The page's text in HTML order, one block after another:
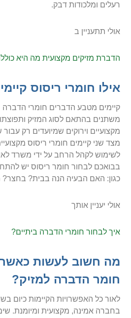
רעלים ומלכודות דבק.
אולי תתעניין ב
הדברת מזיקים מקצועית מה היא
אילו חומרי ריסוס
קיימים מטבע הדברים חומרי הדברה
משתנים בהתאם לסוג המזיק
מקצועיים וירוקים שמיועדים רק
מצד שני קיימים חומרי ריסוס
לשימוש לקהל הרחב על ידי משרד
בבואכם לבחור חומר ריסוס יש
כגון: האם הבעיה הנה בבית? בחצר?
אולי יעניין אותך
איך לבחור חומרי הדברה ביתיים?
מה חשוב לעשות
חומר הדברה למזיק?
לאור כל האפשרויות הקיימות כיום
בחברה אמינה, מקצועית ומיומנת.